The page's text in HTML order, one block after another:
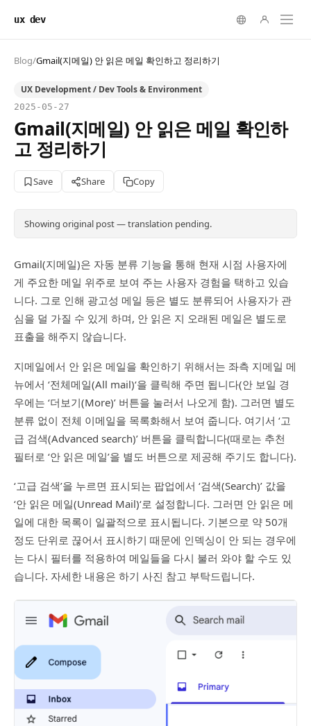
ux dev
Blog/Gmail(지메일) 안 읽은 메일 확인하고 정리하기
UX Development / Dev Tools & Environment
2025-05-27
Gmail(지메일) 안 읽은 메일 확인하
고 정리하기
Save Share Copy
Showing original post — translation pending.
Gmail(지메일)은 자동 분류 기능을 통해 현재 시점 사용자에
게 주요한 메일 위주로 보여 주는 사용자 경험을 택하고 있습
니다. 그로 인해 광고성 메일 등은 별도 분류되어 사용자가 관
심을 덜 가질 수 있게 하며, 안 읽은 지 오래된 메일은 별도로
표출을 해주지 않습니다.
지메일에서 안 읽은 메일을 확인하기 위해서는 좌측 지메일 메
뉴에서 ‘전체메일(All mail)‘을 클릭해 주면 됩니다(안 보일 경
우에는 ‘더보기(More)’ 버튼을 눌러서 나오게 함). 그러면 별도
분류 없이 전체 이메일을 목록화해서 보여 줍니다. 여기서 ‘고
급 검색(Advanced search)’ 버튼을 클릭합니다(때로는 추천
필터로 ‘안 읽은 메일’을 별도 버튼으로 제공해 주기도 합니다).
‘고급 검색’을 누르면 표시되는 팝업에서 ‘검색(Search)’ 값을
‘안 읽은 메일(Unread Mail)‘로 설정합니다. 그러면 안 읽은 메
일에 대한 목록이 일괄적으로 표시됩니다. 기본으로 약 50개
정도 단위로 끊어서 표시하기 때문에 인덱싱이 안 되는 경우에
는 다시 필터를 적용하여 메일들을 다시 불러 와야 할 수도 있
습니다. 자세한 내용은 하기 사진 참고 부탁드립니다.